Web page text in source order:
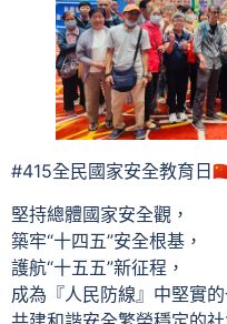
#415全民國家安全教育日
堅持總體國家安全觀，
築牢“十四五”安全根基，
護航“十五五”新征程，
成為『人民防線』中堅實的